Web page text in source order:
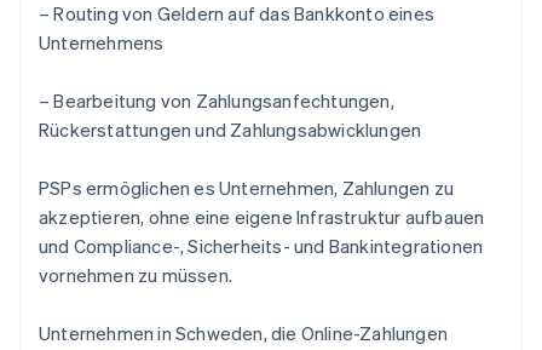
– Routing von Geldern auf das Bankkonto eines
Unternehmens
– Bearbeitung von Zahlungsanfechtungen,
Rückerstattungen und Zahlungsabwicklungen
PSPs ermöglichen es Unternehmen, Zahlungen zu
akzeptieren, ohne eine eigene Infrastruktur aufbauen
und Compliance-, Sicherheits- und Bankintegrationen
vornehmen zu müssen.
Unternehmen in Schweden, die Online-Zahlungen